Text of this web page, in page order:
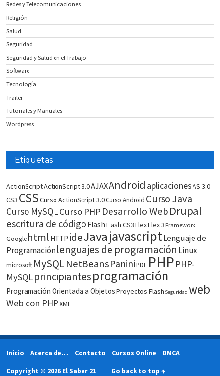
Redes y Telecomunicaciones
Religión
Salud
Seguridad
Seguridad y Salud en el Trabajo
Software
Tecnología
Trailer
Tutoriales y Manuales
Wordpress
Etiquetas
ActionScriptActionScript 3.0AJAXAndroid aplicacionesAS 3.0
CS3 CSSCurso ActionScript 3.0Curso Android Curso Java
Curso MySQLCurso PHP Desarrollo WebDrupal
escritura de código FlashFlash CS3FlexFlex 3 Framework
Google html HTTP ideJavajavascriptLenguaje de
Programaciónlenguajes de programación Linux
microsoft MySQLNetBeans Panini PDF PHP PHP-
MySQLprincipiantesprogramación
Programación Orientada a ObjetosProyectos Flash Seguridad web
Web con PHPXML
Inicio Acerca de… Contacto Cursos Online
DMCA
Copyright © 2026 El Saber 21
Go back to top ↑